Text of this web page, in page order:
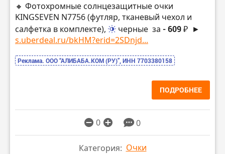
🔸 Фотохромные солнцезащитные очки
KINGSEVEN N7756 (футляр, тканевый чехол и
салфетка в комплекте),
черные за - 609 ₽ ►
s.uberdeal.ru/bkHM?erid=2SDnjd...
Реклама. ООО “АЛИБАБА.КОМ (РУ)”, ИНН 7703380158
ПОДРОБНЕЕ
0 0
Категория: Очки